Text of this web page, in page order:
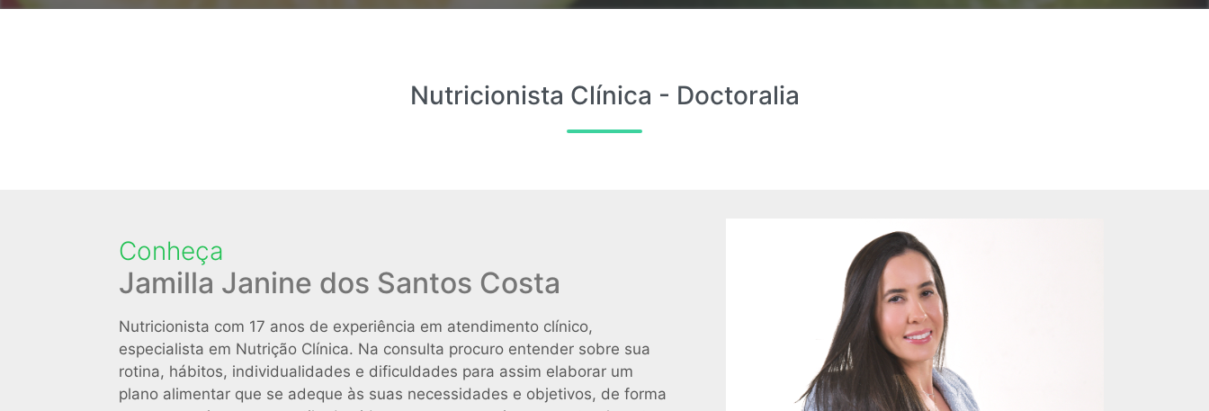
Nutricionista Clínica - Doctoralia
Conheça
Jamilla Janine dos Santos Costa
Nutricionista com 17 anos de experiência em atendimento clínico,
especialista em Nutrição Clínica. Na consulta procuro entender sobre sua
rotina, hábitos, individualidades e dificuldades para assim elaborar um
plano alimentar que se adeque às suas necessidades e objetivos, de forma